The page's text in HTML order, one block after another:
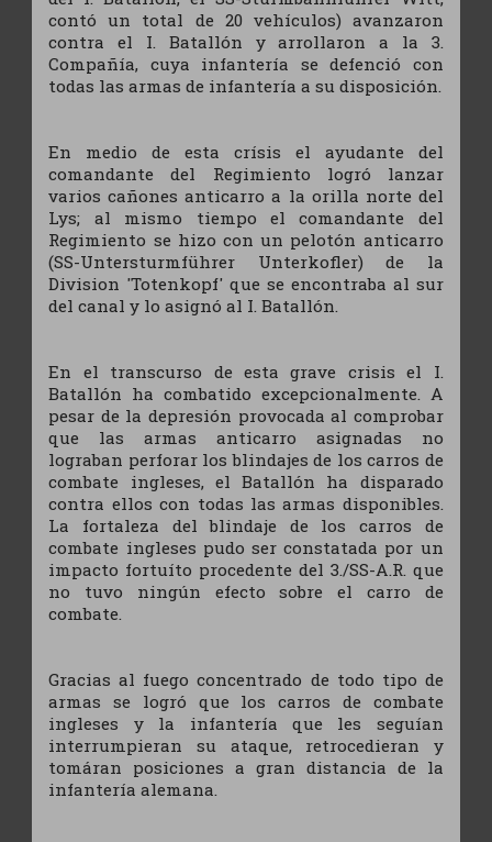
contó un total de 20 vehículos) avanzaron
contra el I. Batallón y arrollaron a la 3.
Compañía, cuya infantería se defenció con
todas las armas de infantería a su disposición.
En medio de esta crísis el ayudante del
comandante del Regimiento logró lanzar
varios cañones anticarro a la orilla norte del
Lys; al mismo tiempo el comandante del
Regimiento se hizo con un pelotón anticarro
(SS-Untersturmführer Unterkofler) de la
Division 'Totenkopf' que se encontraba al sur
del canal y lo asignó al I. Batallón.
En el transcurso de esta grave crisis el I.
Batallón ha combatido excepcionalmente. A
pesar de la depresión provocada al comprobar
que las armas anticarro asignadas no
lograban perforar los blindajes de los carros de
combate ingleses, el Batallón ha disparado
contra ellos con todas las armas disponibles.
La fortaleza del blindaje de los carros de
combate ingleses pudo ser constatada por un
impacto fortuíto procedente del 3./SS-A.R. que
no tuvo ningún efecto sobre el carro de
combate.
Gracias al fuego concentrado de todo tipo de
armas se logró que los carros de combate
ingleses y la infantería que les seguían
interrumpieran su ataque, retrocedieran y
tomáran posiciones a gran distancia de la
infantería alemana.